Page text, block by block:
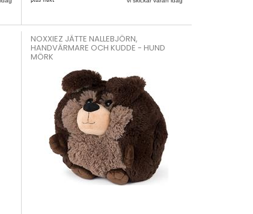
NOXXIEZ JÄTTE NALLEBJÖRN,
HANDVÄRMARE OCH KUDDE - HUND
MÖRK